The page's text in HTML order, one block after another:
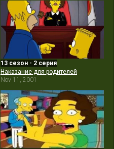
13 сезон - 2 серия
Наказание для родителей
Nov 11, 2001